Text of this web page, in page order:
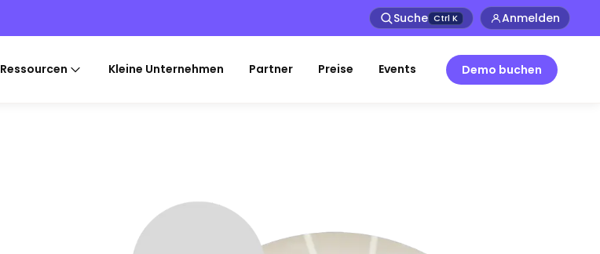
Suche Ctrl K Anmelden
Ressourcen Kleine Unternehmen Partner Preise Events Demo buchen